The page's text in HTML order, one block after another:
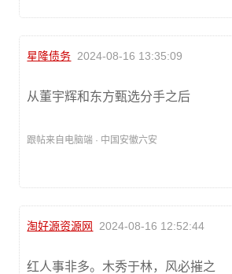
星隆债务 2024-08-16 13:35:09
从董宇辉和东方甄选分手之后
跟帖来自电脑端 · 中国安徽六安
淘好源资源网 2024-08-16 12:52:44
红人事非多。木秀于林，风必摧之